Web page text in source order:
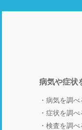
病気や症状
病気を調べ
症状を調べ
検査を調べ